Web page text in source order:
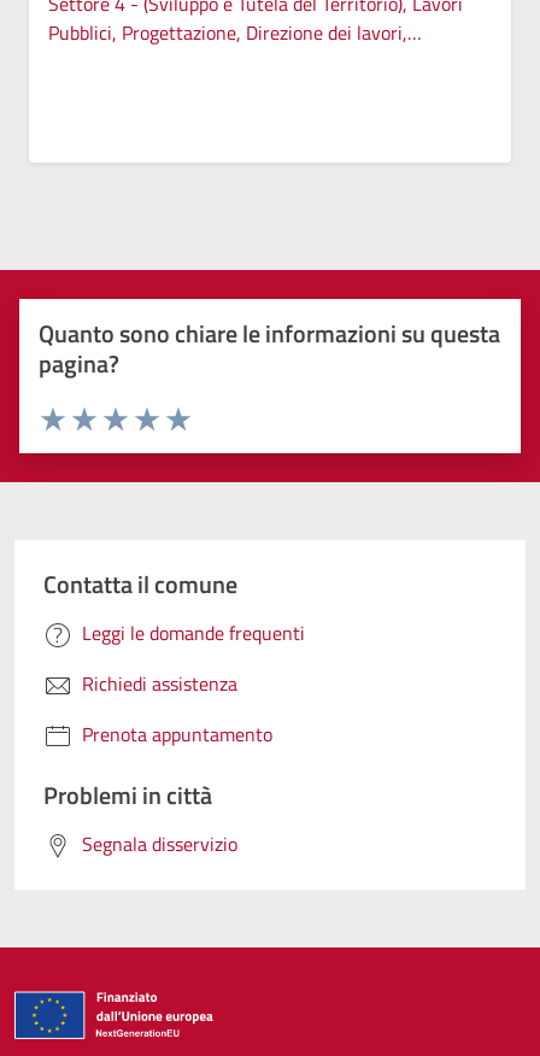
Pubblici, Progettazione, Direzione dei lavori,
Quanto sono chiare le informazioni su questa
pagina?
Valuta 5 stelle su 5
Valuta 4 stelle su 5
Valuta 3 stelle su 5
Valuta 2 stelle su 5
Valuta 1 stelle su 5
Contatta il comune
Leggi le domande frequenti
Richiedi assistenza
Prenota appuntamento
Problemi in città
Segnala disservizio